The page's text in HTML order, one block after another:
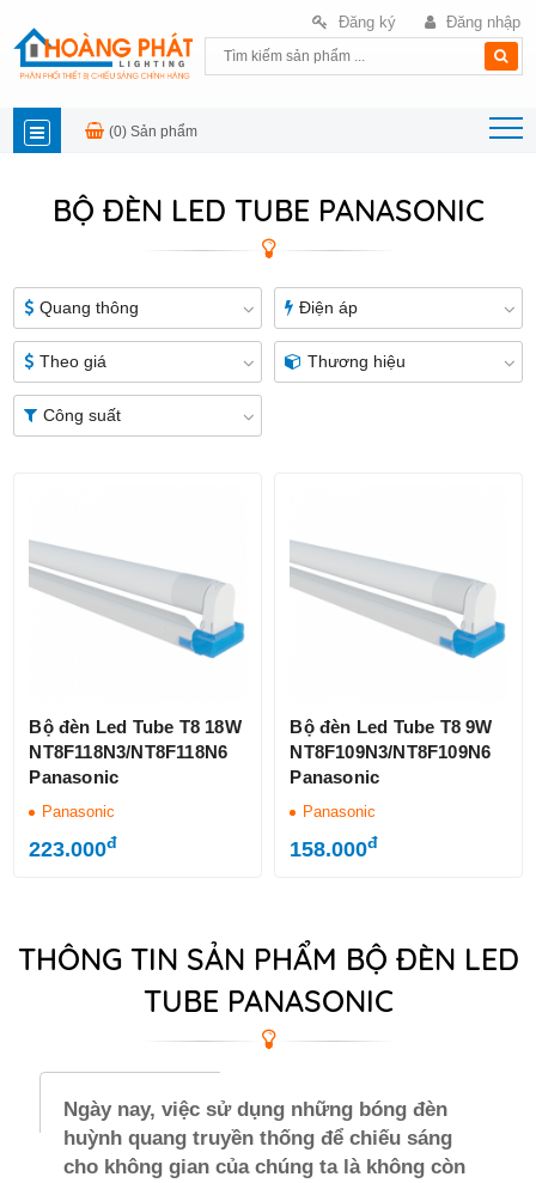
Đăng ký Đăng nhập
MỤC
PHẨM
(0)Sản phẩm
BỘ ĐÈN LED TUBE PANASONIC
Quang thông Điện áp
Theo giá Thương hiệu
Công suất
Bộ đèn Led Tube T8 18W
NT8F118N3/NT8F118N6
Panasonic
Panasonic
223.000đ
Bộ đèn Led Tube T8 9W
NT8F109N3/NT8F109N6
Panasonic
Panasonic
158.000đ
THÔNG TIN SẢN PHẨM BỘ ĐÈN LED
TUBE PANASONIC
Ngày nay, việc sử dụng những bóng đèn
huỳnh quang truyền thống để chiếu sáng
cho không gian của chúng ta là không còn